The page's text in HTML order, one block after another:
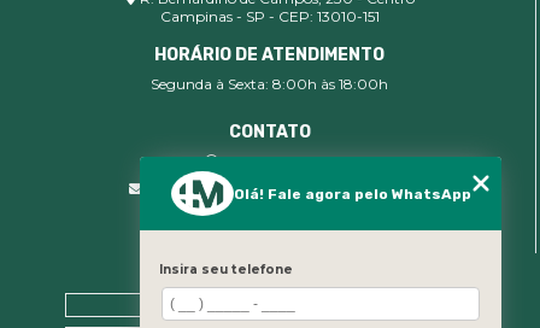
Campinas - SP - CEP: 13010-151
HORÁRIO DE ATENDIMENTO
Segunda à Sexta: 8:00h às 18:00h
CONTATO
(19) 99400-9142
comercial@imsegocupacional.com.br
MENU
Home
Olá! Fale agora pelo WhatsApp
Insira seu telefone